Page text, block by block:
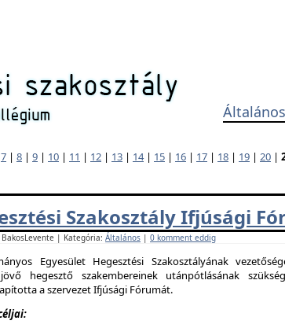
Általános
7 | 8 | 9 | 10 | 11 | 12 | 13 | 14| 15 | 16 | 17 | 18 | 19 | 20 |
Szakosztály Ifjúsági
| Kategória: Általános | 0 komment eddig
Egyesület Hegesztési Szakosztályának
hegesztő szakembereinek utánpótlásának
a szervezet Ifjúsági Fórumát.